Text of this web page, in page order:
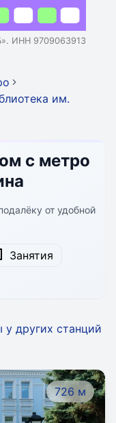
ИНН 9709063913
им.
с метро
от удобной
Занятия
других станций
726 м